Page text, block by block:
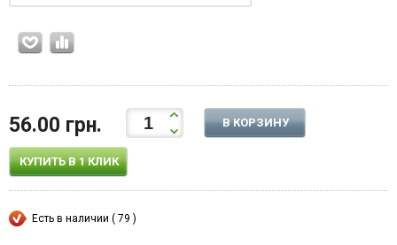
56.00 грн. В КОРЗИНУ
КУПИТЬ В 1 КЛИК
Есть в наличии ( 79 )